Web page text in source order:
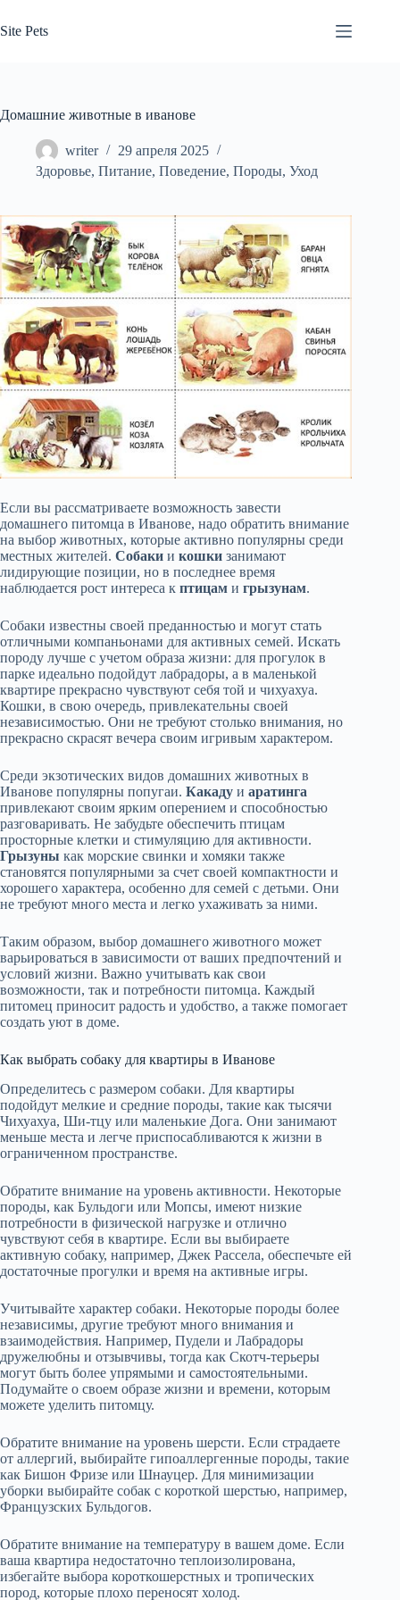
к
сути
Site Pets
Домашние животные в иванове
writer
29 апреля 2025
Здоровье, Питание, Поведение, Породы, Уход
Если вы рассматриваете возможность завести
домашнего питомца в Иванове, надо обратить внимание
на выбор животных, которые активно популярны среди
местных жителей. Собаки и кошки занимают
лидирующие позиции, но в последнее время
наблюдается рост интереса к птицам и грызунам.
Собаки известны своей преданностью и могут стать
отличными компаньонами для активных семей. Искать
породу лучше с учетом образа жизни: для прогулок в
парке идеально подойдут лабрадоры, а в маленькой
квартире прекрасно чувствуют себя той и чихуахуа.
Кошки, в свою очередь, привлекательны своей
независимостью. Они не требуют столько внимания, но
прекрасно скрасят вечера своим игривым характером.
Среди экзотических видов домашних животных в
Иванове популярны попугаи. Какаду и аратинга
привлекают своим ярким оперением и способностью
разговаривать. Не забудьте обеспечить птицам
просторные клетки и стимуляцию для активности.
Грызуны как морские свинки и хомяки также
становятся популярными за счет своей компактности и
хорошего характера, особенно для семей с детьми. Они
не требуют много места и легко ухаживать за ними.
Таким образом, выбор домашнего животного может
варьироваться в зависимости от ваших предпочтений и
условий жизни. Важно учитывать как свои
возможности, так и потребности питомца. Каждый
питомец приносит радость и удобство, а также помогает
создать уют в доме.
Как выбрать собаку для квартиры в Иванове
Определитесь с размером собаки. Для квартиры
подойдут мелкие и средние породы, такие как тысячи
Чихуахуа, Ши-тцу или маленькие Дога. Они занимают
меньше места и легче приспосабливаются к жизни в
ограниченном пространстве.
Обратите внимание на уровень активности. Некоторые
породы, как Бульдоги или Мопсы, имеют низкие
потребности в физической нагрузке и отлично
чувствуют себя в квартире. Если вы выбираете
активную собаку, например, Джек Рассела, обеспечьте ей
достаточные прогулки и время на активные игры.
Учитывайте характер собаки. Некоторые породы более
независимы, другие требуют много внимания и
взаимодействия. Например, Пудели и Лабрадоры
дружелюбны и отзывчивы, тогда как Скотч-терьеры
могут быть более упрямыми и самостоятельными.
Подумайте о своем образе жизни и времени, которым
можете уделить питомцу.
Обратите внимание на уровень шерсти. Если страдаете
от аллергий, выбирайте гипоаллергенные породы, такие
как Бишон Фризе или Шнауцер. Для минимизации
уборки выбирайте собак с короткой шерстью, например,
Французских Бульдогов.
Обратите внимание на температуру в вашем доме. Если
ваша квартира недостаточно теплоизолирована,
избегайте выбора короткошерстных и тропических
пород, которые плохо переносят холод.